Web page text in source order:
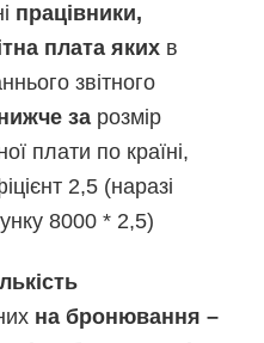
працівники,
плата яких в
звітного
за розмір
плати по країні,
2,5 (наразі
8000 * 2,5)
на бронювання –